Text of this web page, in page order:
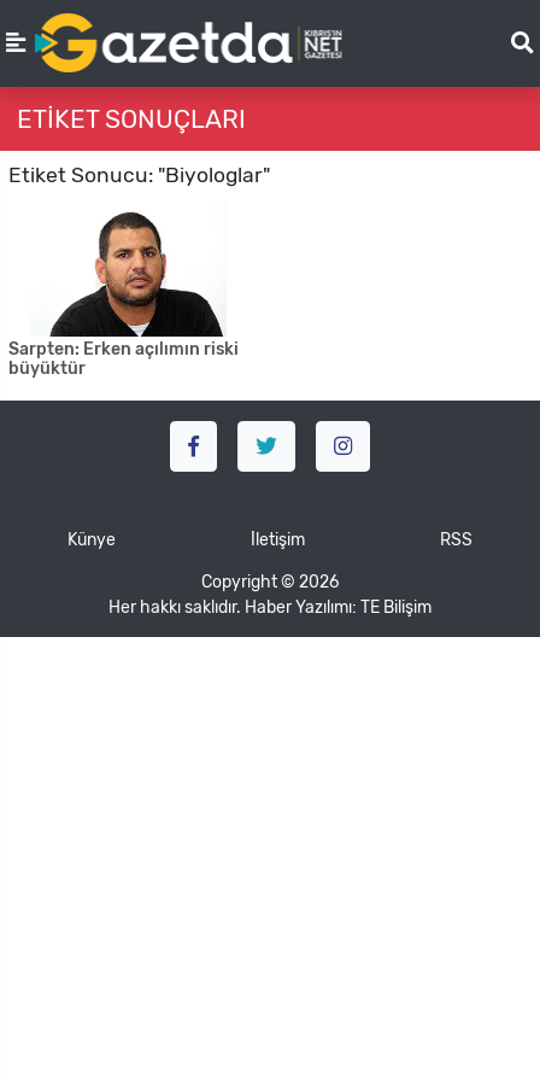
ETIKET SONUÇLARI
Etiket Sonucu: "Biyologlar"
Sarpten: Erken açılımın riski
büyüktür
Künye İletişim RSS
Copyright © 2026
Her hakkı saklıdır. Haber Yazılımı: TE Bilişim